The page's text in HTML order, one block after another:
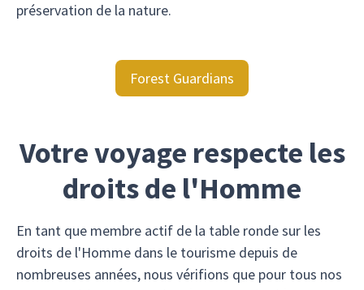
préservation de la nature.
Forest Guardians
Votre voyage respecte les
droits de l'Homme
En tant que membre actif de la table ronde sur les
droits de l'Homme dans le tourisme depuis de
nombreuses années, nous vérifions que pour tous nos